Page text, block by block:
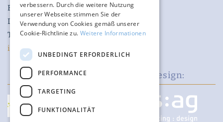
Baden-Württemberg
Deutschland
Telefon +49 174 648 29 28
info@waldorado.eu
Shopentwicklung: Design:
verbessern. Durch die weitere Nutzung
unserer Webseite stimmen Sie der
Verwendung von Cookies gemäß unserer
Cookie-Richtlinie zu. Weitere Informationen
UNBEDINGT ERFORDERLICH
PERFORMANCE
TARGETING
FUNKTIONALITÄT